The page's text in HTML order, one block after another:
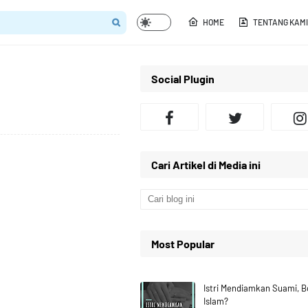
HOME TENTANG KAMI
Social Plugin
Cari Artikel di Media ini
Most Popular
Istri Mendiamkan Suami,
Islam?